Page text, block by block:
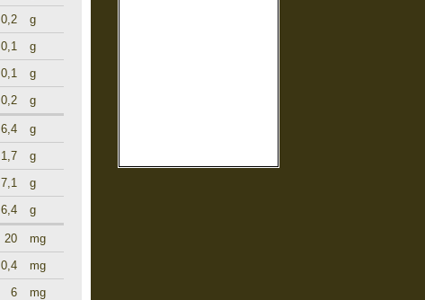
0,2
g
0,1
g
0,1
g
0,2 g
6,4
g
1,7
g
7,1
g
6,4 g
20
mg
0,4
mg
6
mg